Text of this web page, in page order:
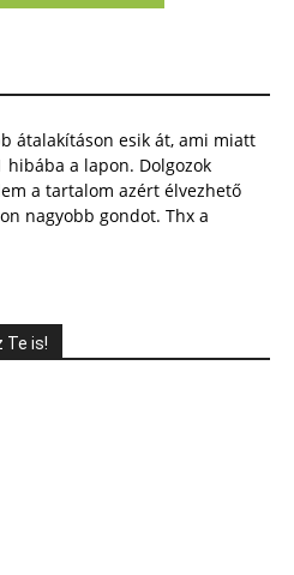
átalakításon esik át, ami miatt
a lapon. Dolgozok
a tartalom azért élvezhető
nagyobb gondot. Thx a
Te is!